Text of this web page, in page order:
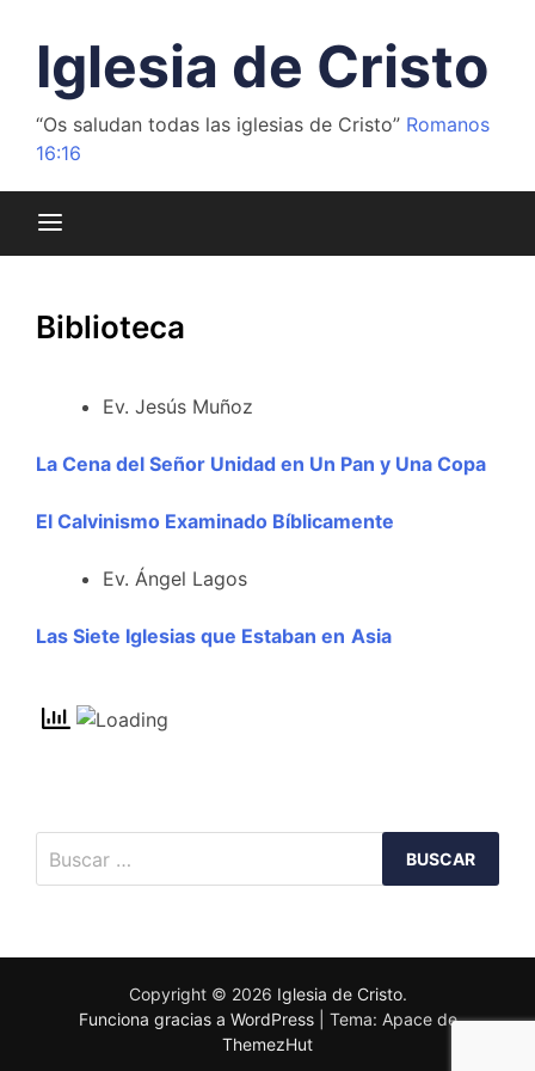
contenidoIglesia de Cristo
“Os saludan todas las iglesias de Cristo” Romanos
16:16
Biblioteca
Ev. Jesús Muñoz
La Cena del Señor Unidad en Un Pan y Una Copa
El Calvinismo Examinado Bíblicamente
Ev. Ángel Lagos
Las Siete Iglesias que Estaban en Asia
Copyright © 2026 Iglesia de Cristo.
Funciona gracias a WordPress
Tema: Apace de
ThemezHut